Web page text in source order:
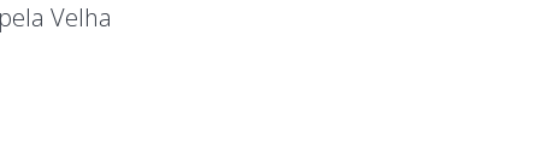
Velha